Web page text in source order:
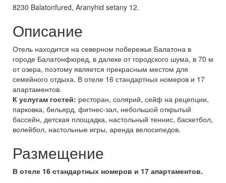
8230 Balatonfured, Aranyhid setany 12.
Описание
Отель находится на северном побережье Балатона в
городе Балатонфюред, в далеке от городского шума, в 70 м
от озера, поэтому является прекрасным местом для
семейного отдыха. В отеле 16 стандартных номеров и 17
апартаментов.
К услугам гостей: ресторан, солярий, сейф на рецепции,
парковка, бильярд, фитнес-зал, небольшой открытый
бассейн, детская площадка, настольный теннис, баскетбол,
волейбол, настольные игры, аренда велосипедов.
Размещение
В отеле 16 стандартных номеров и 17 апартаментов.